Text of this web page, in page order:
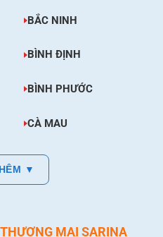
BẮC NINH
BÌNH ĐỊNH
BÌNH PHƯỚC
CÀ MAU
▼
MẠI SARINA